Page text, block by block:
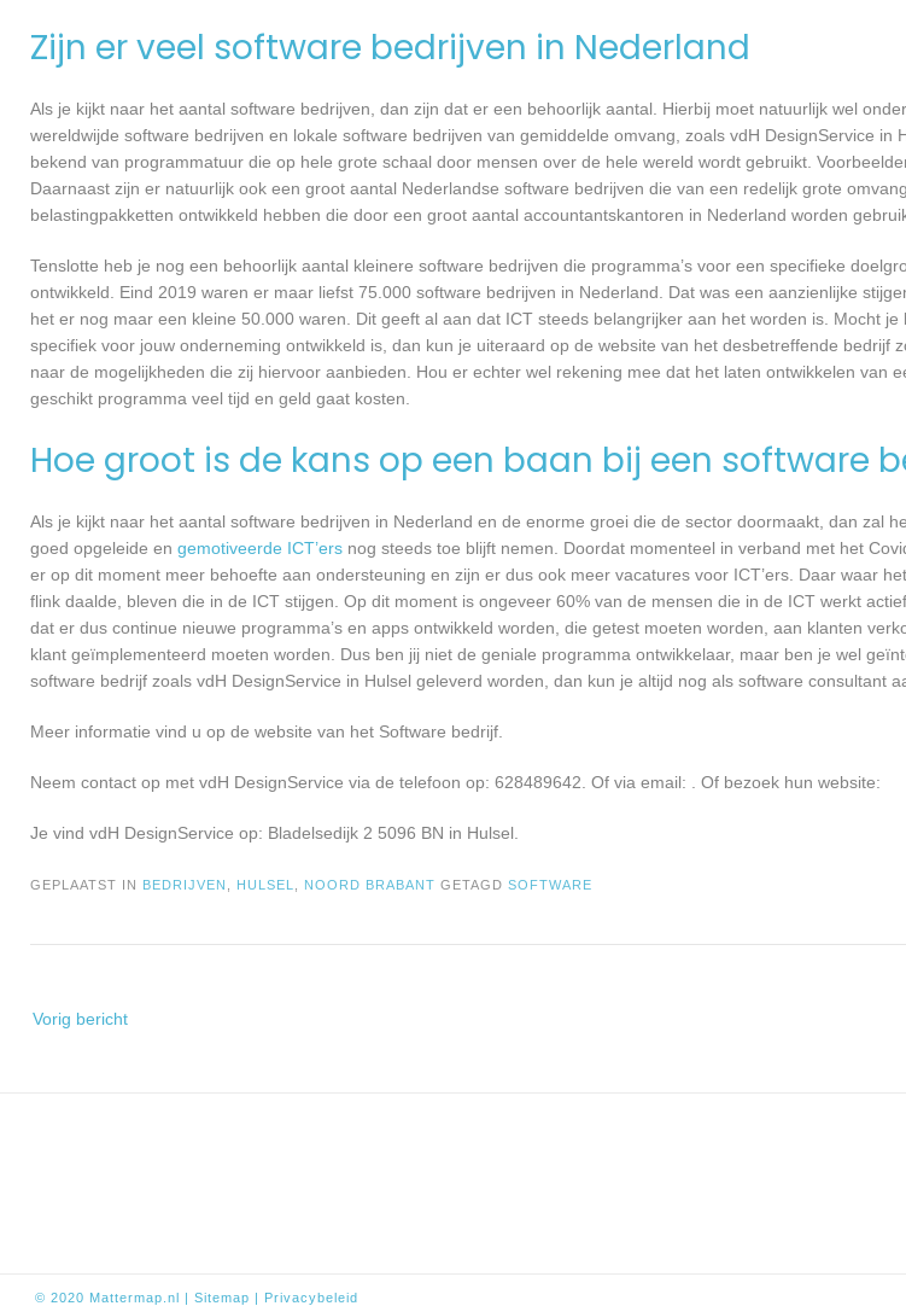
Zijn er veel software bedrijven in Nederland
Als je kijkt naar het aantal software bedrijven, dan zijn dat er een behoorlijk aantal. Hierbij moet natuurlijk wel
wereldwijde software bedrijven en lokale software bedrijven van gemiddelde omvang, zoals vdH DesignService in
bekend van programmatuur die op hele grote schaal door mensen over de hele wereld wordt gebruikt.
Daarnaast zijn er natuurlijk ook een groot aantal Nederlandse software bedrijven die van een redelijk grote
belastingpakketten ontwikkeld hebben die door een groot aantal accountantskantoren in Nederland worden
Tenslotte heb je nog een behoorlijk aantal kleinere software bedrijven die programma’s voor een specifieke
ontwikkeld. Eind 2019 waren er maar liefst 75.000 software bedrijven in Nederland. Dat was een aanzienlijke
het er nog maar een kleine 50.000 waren. Dit geeft al aan dat ICT steeds belangrijker aan het worden is. Mocht
specifiek voor jouw onderneming ontwikkeld is, dan kun je uiteraard op de website van het desbetreffende bedrijf
naar de mogelijkheden die zij hiervoor aanbieden. Hou er echter wel rekening mee dat het laten ontwikkelen van
geschikt programma veel tijd en geld gaat kosten.
Hoe groot is de kans op een baan bij een software
Als je kijkt naar het aantal software bedrijven in Nederland en de enorme groei die de sector doormaakt, dan zal
goed opgeleide en gemotiveerde ICT’ers nog steeds toe blijft nemen. Doordat momenteel in verband met het
er op dit moment meer behoefte aan ondersteuning en zijn er dus ook meer vacatures voor ICT’ers. Daar waar
flink daalde, bleven die in de ICT stijgen. Op dit moment is ongeveer 60% van de mensen die in de ICT werkt
dat er dus continue nieuwe programma’s en apps ontwikkeld worden, die getest moeten worden, aan klanten
klant geïmplementeerd moeten worden. Dus ben jij niet de geniale programma ontwikkelaar, maar ben je wel
software bedrijf zoals vdH DesignService in Hulsel geleverd worden, dan kun je altijd nog als software consultant
Meer informatie vind u op de website van het Software bedrijf.
Neem contact op met vdH DesignService via de telefoon op: 628489642. Of via email: . Of bezoek hun website:
Je vind vdH DesignService op: Bladelsedijk 2 5096 BN in Hulsel.
GEPLAATST IN BEDRIJVEN HULSEL NOORD BRABANT GETAGD SOFTWARE
navigatie
Vorig bericht
© 2020 Mattermap.nl | Sitemap | Privacybeleid